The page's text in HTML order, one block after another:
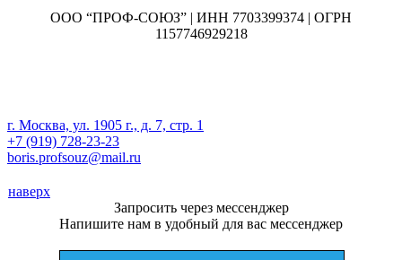
ООО “ПРОФ-СОЮЗ” | ИНН 7703399374 | ОГРН
1157746929218
г. Москва, ул. 1905 г., д. 7, стр. 1
+7 (919) 728-23-23
boris.profsouz@mail.ru
наверх
Запросить через мессенджер
Напишите нам в удобный для вас мессенджер